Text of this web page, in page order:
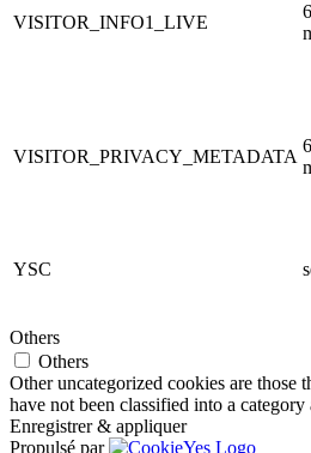
VISITOR_INFO1_LIVE
6
VISITOR_PRIVACY_METADATA
6
YSC
Others
Others
Other uncategorized cookies are those
have not been classified into a category
Enregistrer & appliquer
Propulsé par